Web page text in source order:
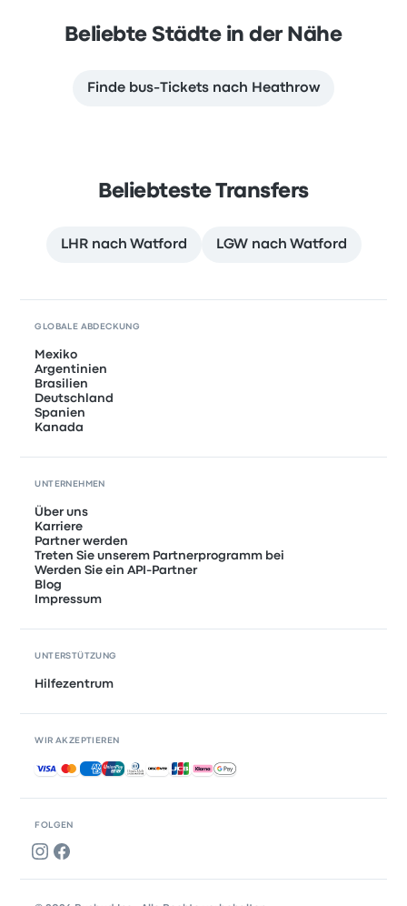
Beliebte Städte in der Nähe
Finde bus-Tickets nach Heathrow
Beliebteste Transfers
LHR nach Watford LGW nach Watford
FOLGEN
GLOBALE ABDECKUNG
Mexiko
Argentinien
Brasilien
Deutschland
Spanien
Kanada
UNTERNEHMEN
Über uns
Karriere
Partner werden
Treten Sie unserem Partnerprogramm bei
Werden Sie ein API-Partner
Blog
Impressum
UNTERSTÜTZUNG
Hilfezentrum
WIR AKZEPTIEREN
Akzeptierte Zahlungsmethoden